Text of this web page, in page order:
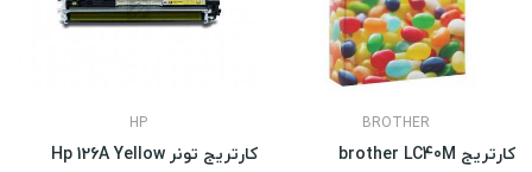
HP
کارتریج تونر Hp 126A Yellow
BROTHER
کارتریج brother LC40M